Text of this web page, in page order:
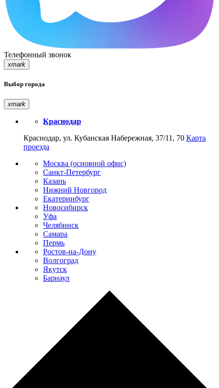
Телефонный звонок
xmark
Выбор города
xmark
Краснодар
Краснодар, ул. Кубанская Набережная, 37/11, 70 Карта
проезда
Москва (основной офис)
Санкт-Петербург
Казань
Нижний Новгород
Екатеринбург
Новосибирск
Уфа
Челябинск
Самара
Пермь
Ростов-на-Дону
Волгоград
Якутск
Барнаул